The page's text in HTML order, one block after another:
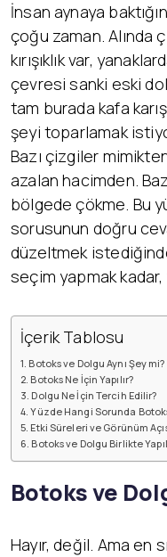
İnsan aynaya
çoğu zaman. Alında
kırışıklık var,
çevresi sanki eski
tam burada kafa
şeyi toparlamak
Bazı çizgiler
azalan hacimden.
bölgede çökme. Bu
sorusunun doğru
düzeltmek
seçim yapmak
İçerik Tablosu
Botoks ve Dolgu Aynı Şey mi?
Botoks Ne İçin Yapılır?
Dolgu Ne İçin Tercih Edilir?
Yüzde Hangi Sorunda
Etki Süreleri ve Görünüm
Botoks ve Dolgu Birlikte
Botoks ve
Hayır, değil. Ama en